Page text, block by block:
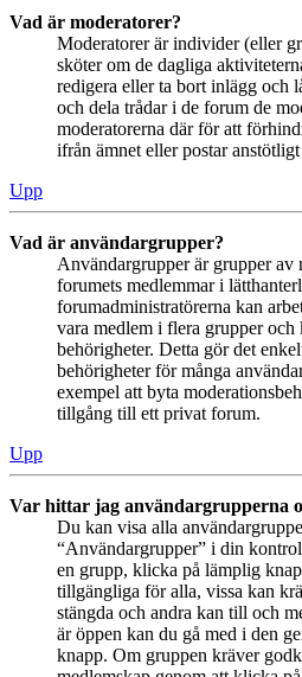
Vad är moderatorer?
Moderatorer är individer (eller
sköter om de dagliga
redigera eller ta bort inlägg och
och dela trådar i de forum de
moderatorerna där för att
ifrån ämnet eller postar
Upp
Vad är användargrupper?
Användargrupper är grupper av
forumets medlemmar i
forumadministratörerna kan
vara medlem i flera grupper
behörigheter. Detta gör det
behörigheter för många
exempel att byta
tillgång till ett privat forum.
Upp
Var hittar jag användargrupperna
Du kan visa alla
“Användargrupper” i din
en grupp, klicka på lämplig
tillgängliga för alla, vissa kan
stängda och andra kan till och
är öppen kan du gå med i den
knapp. Om gruppen kräver